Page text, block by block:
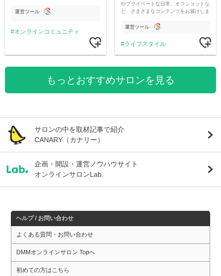
運営ツール
オンラインコミュニティ
やプライベートな日常、オフショットな
ど、さまざまなコンテンツをお届けしま
運営ツール
ライフスタイル
もっとおすすめサロンを見る
サロンの中を取材記事で紹介
CANARY（カナリー）
企画・開設・運営ノウハウサイト
オンラインサロンLab.
ヘルプ / お問い合わせ
よくある質問・お問い合わせ
DMMオンラインサロン Topへ
初めての方はこちら